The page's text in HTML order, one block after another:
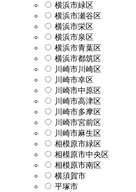
横浜市緑区
横浜市瀬谷区
横浜市栄区
横浜市泉区
横浜市青葉区
横浜市都筑区
川崎市川崎区
川崎市幸区
川崎市中原区
川崎市高津区
川崎市多摩区
川崎市宮前区
川崎市麻生区
相模原市緑区
相模原市中央区
相模原市南区
横須賀市
平塚市